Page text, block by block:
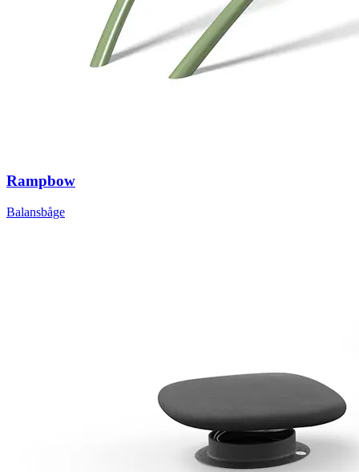
Rampbow
Balansbåge